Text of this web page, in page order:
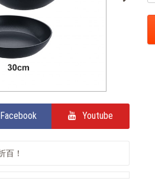
Facebook Youtube
百！